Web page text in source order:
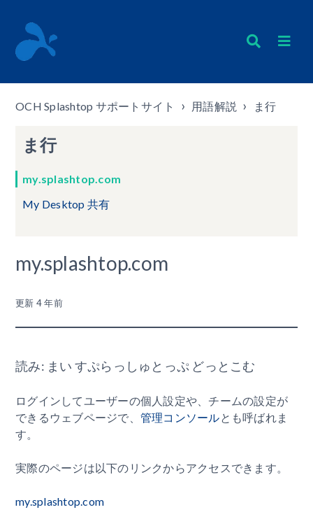
OCH Splashtop サポートサイト 用語解説 ま行
ま行
my.splashtop.com
My Desktop 共有
my.splashtop.com
更新 4 年前
読み: まい すぷらっしゅとっぷ どっとこむ
ログインしてユーザーの個人設定や、チームの設定が
できるウェブページで、 管理コンソール とも呼ばれま
す。
実際のページは以下のリンクからアクセスできます。
my.splashtop.com